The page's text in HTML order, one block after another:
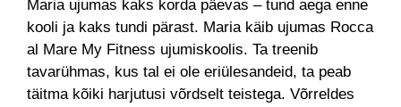
Maria ujumas kaks korda päevas – tund aega enne
kooli ja kaks tundi pärast. Maria käib ujumas Rocca
al Mare My Fitness ujumiskoolis. Ta treenib
tavarühmas, kus tal ei ole eriülesandeid, ta peab
täitma kõiki harjutusi võrdselt teistega. Võrreldes